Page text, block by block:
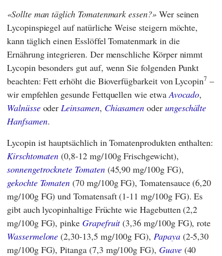
Sollte man täglich Tomatenmark essen? Wer seinen
Lycopinspiegel auf natürliche Weise steigern möchte,
kann täglich einen Esslöffel Tomatenmark in die
Ernährung integrieren. Der menschliche Körper nimmt
Lycopin besonders gut auf, wenn Sie folgenden Punkt
beachten: Fett erhöht die Bioverfügbarkeit von Lycopin7 –
wir empfehlen gesunde Fettquellen wie etwa Avocado,
Walnüsseoder Leinsamen, Chiasamen oder ungeschälte
Hanfsamen.
Lycopin ist hauptsächlich in Tomatenprodukten enthalten:
Kirschtomaten (0,8-12 mg/100g Frischgewicht),
sonnengetrocknete Tomaten(45,90 mg/100g FG),
gekochte Tomaten (70 mg/100g FG), Tomatensauce (6,20
mg/100g FG) und Tomatensaft (1-11 mg/100g FG). Es
gibt auch lycopinhaltige Früchte wie Hagebutten (2,2
mg/100g FG), pinke Grapefruit(3,36 mg/100g FG), rote
Wassermelone (2,30-13,5 mg/100g FG), Papaya(2-5,30
mg/100g FG), Pitanga (7,3 mg/100g FG), Guave(40